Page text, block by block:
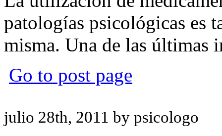
patologías psicológicas es
misma. Una de las
Go to post page
julio 28th, 2011 by psicologo